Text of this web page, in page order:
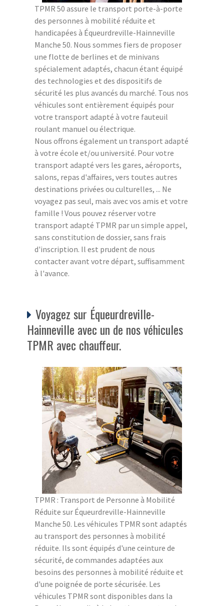
TPMR 50 assure le transport porte-à-porte
des personnes à mobilité réduite et
handicapées à Équeurdreville-Hainneville
Manche 50. Nous sommes fiers de proposer
une flotte de berlines et de minivans
spécialement adaptés, chacun étant équipé
des technologies et des dispositifs de
sécurité les plus avancés du marché. Tous nos
véhicules sont entièrement équipés pour
votre transport adapté à votre fauteuil
roulant manuel ou électrique.
Nous offrons également un transport adapté
à votre école et/ou université. Pour votre
transport adapté vers les gares, aéroports,
salons, repas d'affaires, vers toutes autres
destinations privées ou culturelles, ... Ne
voyagez pas seul, mais avec vos amis et votre
famille ! Vous pouvez réserver votre
transport adapté TPMR par un simple appel,
sans constitution de dossier, sans frais
d'inscription. Il est prudent de nous
contacter avant votre départ, suffisamment
à l'avance.
Voyagez sur Équeurdreville-
Hainneville avec un de nos véhicules
TPMR avec chauffeur.
TPMR : Transport de Personne à Mobilité
Réduite sur Équeurdreville-Hainneville
Manche 50. Les véhicules TPMR sont adaptés
au transport des personnes à mobilité
réduite. Ils sont équipés d'une ceinture de
sécurité, de commandes adaptées aux
besoins des personnes à mobilité réduite et
d'une poignée de porte sécurisée. Les
véhicules TPMR sont disponibles dans la